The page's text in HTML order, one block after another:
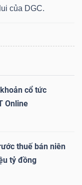
của DGC.
cổ tức
Online
thuế bán niên
tỷ đồng